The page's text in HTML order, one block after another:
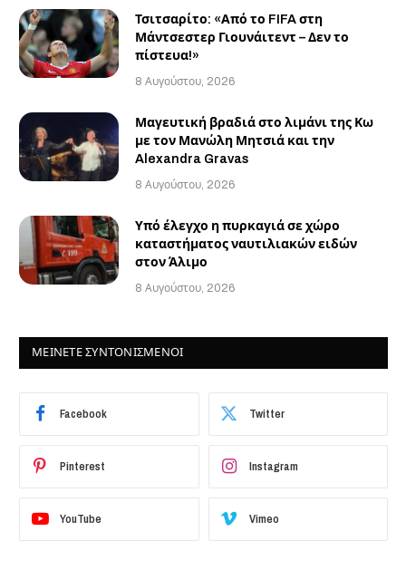
Τσιτσαρίτο: «Από το FIFA στη
Μάντσεστερ Γιουνάιτεντ – Δεν το
πίστευα!»
8 Αυγούστου, 2026
Μαγευτική βραδιά στο λιμάνι της Κω
με τον Μανώλη Μητσιά και την
Alexandra Gravas
8 Αυγούστου, 2026
Υπό έλεγχο η πυρκαγιά σε χώρο
καταστήματος ναυτιλιακών ειδών
στον Άλιμο
8 Αυγούστου, 2026
ΜΕΙΝΕΤΕ ΣΥΝΤΟΝΙΣΜΕΝΟΙ
Facebook Twitter
Pinterest Instagram
YouTube Vimeo